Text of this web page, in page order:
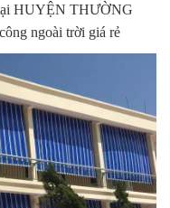
HUYỆN THƯỜNG
ngoài trời giá rẻ